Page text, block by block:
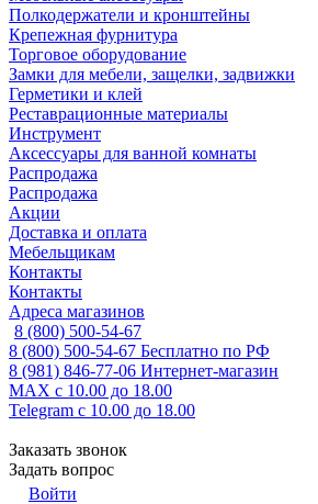
Полкодержатели и кронштейны
Крепежная фурнитура
Торговое оборудование
Замки для мебели, защелки, задвижки
Герметики и клей
Реставрационные материалы
Инструмент
Аксессуары для ванной комнаты
Распродажа
Распродажа
Акции
Доставка и оплата
Мебельщикам
Контакты
Контакты
Адреса магазинов
8 (800) 500-54-67
8 (800) 500-54-67 Бесплатно по РФ
8 (981) 846-77-06 Интернет-магазин
MAX с 10.00 до 18.00
Telegram с 10.00 до 18.00
Заказать звонок
Задать вопрос
Войти